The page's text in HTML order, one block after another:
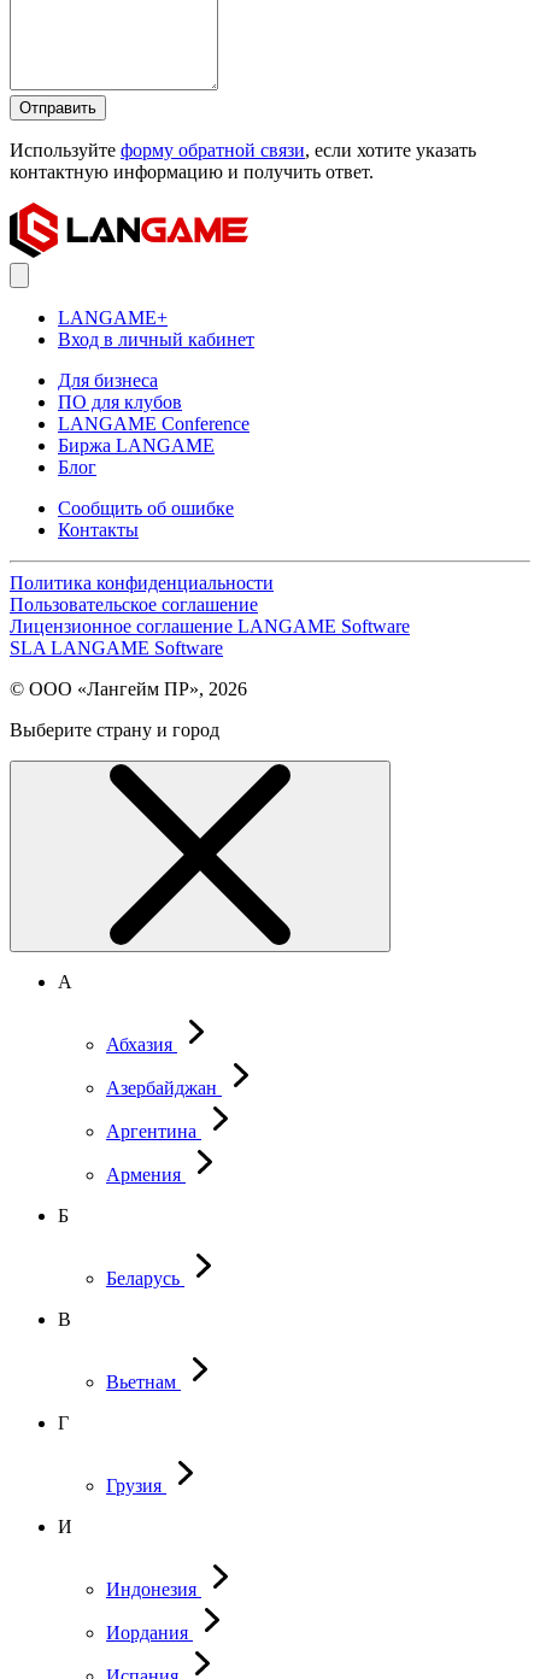
Отправить
Используйте форму обратной связи, если хотите указать
контактную информацию и получить ответ.
LANGAME+
Вход в личный кабинет
Для бизнеса
ПО для клубов
LANGAME Conference
Биржа LANGAME
Блог
Сообщить об ошибке
Контакты
Политика конфиденциальности
Пользовательское соглашение
Лицензионное соглашение LANGAME Software
SLA LANGAME Software
© ООО «Лангейм ПР», 2026
Выберите страну и город
А
Абхазия
Азербайджан
Аргентина
Армения
Б
Беларусь
В
Вьетнам
Г
Грузия
И
Индонезия
Иордания